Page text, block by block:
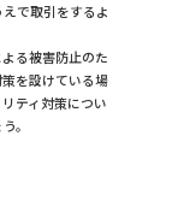
で取引をするよ
る被害防止のた
を設けている場
ティ対策につい
。